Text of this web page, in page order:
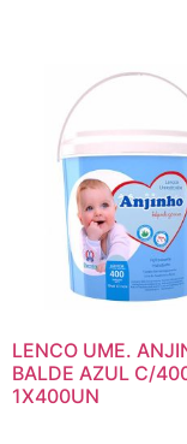
LENCO UME.
BALDE AZUL C/
1X400UN